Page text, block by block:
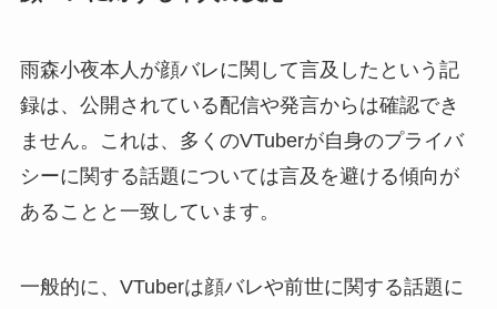
雨森小夜本人が顔バレに関して言及したという記
録は、公開されている配信や発言からは確認でき
ません。これは、多くのVTuberが自身のプライバ
シーに関する話題については言及を避ける傾向が
あることと一致しています。
一般的に、VTuberは顔バレや前世に関する話題に